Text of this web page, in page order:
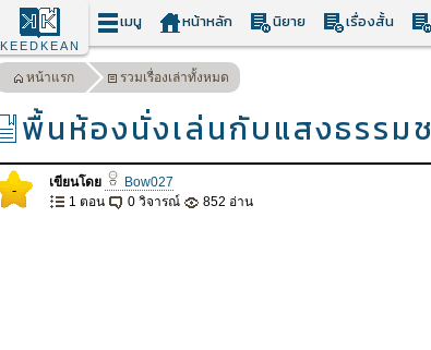
KEEDKEAN
เมนู หน้าหลัก นิยาย เรื่องสั้น
หน้าแรก รวมเรื่องเล่าทั้งหมด
พื้นห้องนั่งเล่นกับแสงธรรม
- เขียนโดย Bow027
1 ตอน
0 วิจารณ์ 852 อ่าน